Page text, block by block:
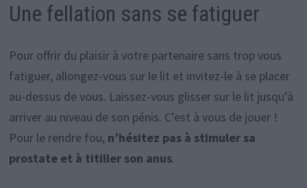
Une fellation sans se fatiguer
Pour offrir du plaisir à votre partenaire sans trop vous
fatiguer, allongez-vous sur le lit et invitez-le à se placer
au-dessus de vous. Laissez-vous glisser sur le lit jusqu’à
arriver au niveau de son pénis. C’est à vous de jouer !
Pour le rendre fou, n’hésitez pas à stimuler sa
prostate et à titiller son anus.